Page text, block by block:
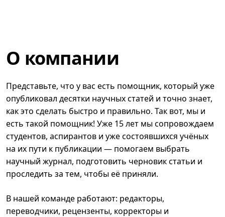
О компании
Представьте, что у вас есть помощник, который уже
опубликовал десятки научных статей и точно знает,
как это сделать быстро и правильно. Так вот, мы и
есть такой помощник! Уже 15 лет мы сопровождаем
студентов, аспирантов и уже состоявшихся учёных
на их пути к публикации — помогаем выбрать
научный журнал, подготовить черновик статьи и
проследить за тем, чтобы её приняли.
В нашей команде работают: редакторы,
переводчики, рецензенты, корректоры и